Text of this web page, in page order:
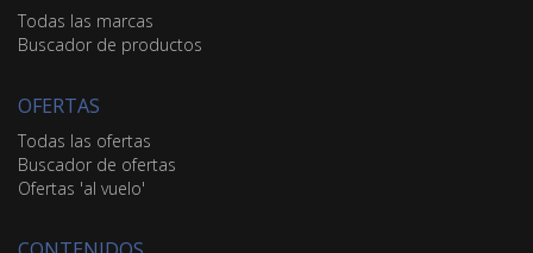
Todas las marcas
Buscador de productos
OFERTAS
Todas las ofertas
Buscador de ofertas
Ofertas 'al vuelo'